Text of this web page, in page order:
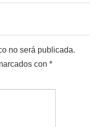
no será publicada.
con*